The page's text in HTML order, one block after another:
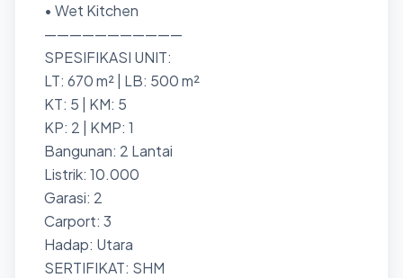
• Wet Kitchen
———————————
SPESIFIKASI UNIT:
LT: 670 m² | LB: 500 m²
KT: 5 | KM: 5
KP: 2 | KMP: 1
Bangunan: 2 Lantai
Listrik: 10.000
Garasi: 2
Carport: 3
Hadap: Utara
SERTIFIKAT: SHM